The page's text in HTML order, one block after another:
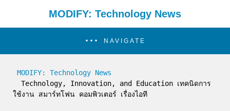
MODIFY: Technology News
NAVIGATE
MODIFY: Technology News
ใช้งาน สมาร์ทโฟน คอมพิวเตอร์ เรื่องไอที